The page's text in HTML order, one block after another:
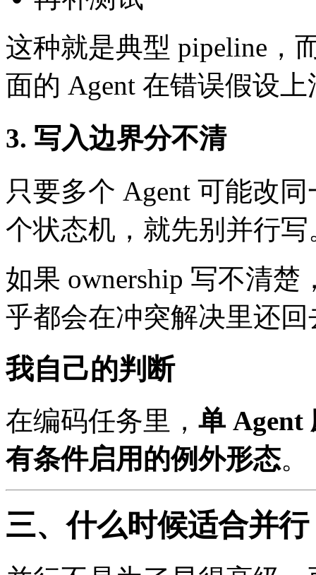
这种就是典型 pipeline，
面的 Agent 在错误假设
3. 写入边界分不清
只要多个 Agent 可能改
个状态机，就先别并行写
如果 ownership 写不清
乎都会在冲突解决里还回
我自己的判断
在编码任务里， 单 Agent
有条件启用的例外形态。
三、什么时候适合并行